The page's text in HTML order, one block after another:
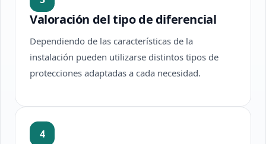
Valoración del tipo de diferencial
Dependiendo de las características de la
instalación pueden utilizarse distintos tipos de
protecciones adaptadas a cada necesidad.
4